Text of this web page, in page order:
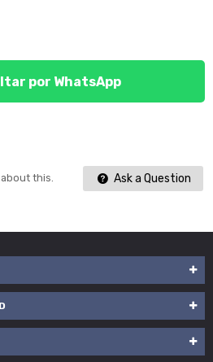
por WhatsApp
this.
Ask a Question